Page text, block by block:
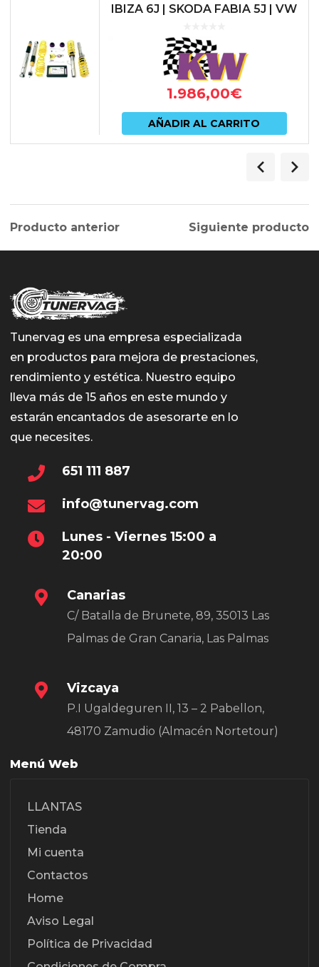
IBIZA 6J | SKODA FABIA 5J | VW
1.986,00€
AÑADIR AL CARRITO
Producto anterior Siguiente producto
Tunervag es una empresa especializada
en productos para mejora de prestaciones,
rendimiento y estética. Nuestro equipo
lleva más de 15 años en este mundo y
estarán encantados de asesorarte en lo
que necesites.
651 111 887
info@tunervag.com
Lunes - Viernes 15:00 a
20:00
Canarias
C/ Batalla de Brunete, 89, 35013 Las
Palmas de Gran Canaria, Las Palmas
Vizcaya
P.I Ugaldeguren II, 13 – 2 Pabellon,
48170 Zamudio (Almacén Nortetour)
Menú Web
LLANTAS
Tienda
Mi cuenta
Contactos
Home
Aviso Legal
Política de Privacidad